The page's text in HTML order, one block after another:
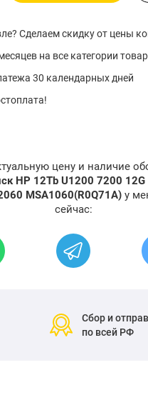
Сделаем скидку от цены
на все категории
30 календарных дней
цену и наличие
HP 12Tb U1200 7200 12G
MSA1060(R0Q71A) у
сейчас:
Сбор и
по всей РФ